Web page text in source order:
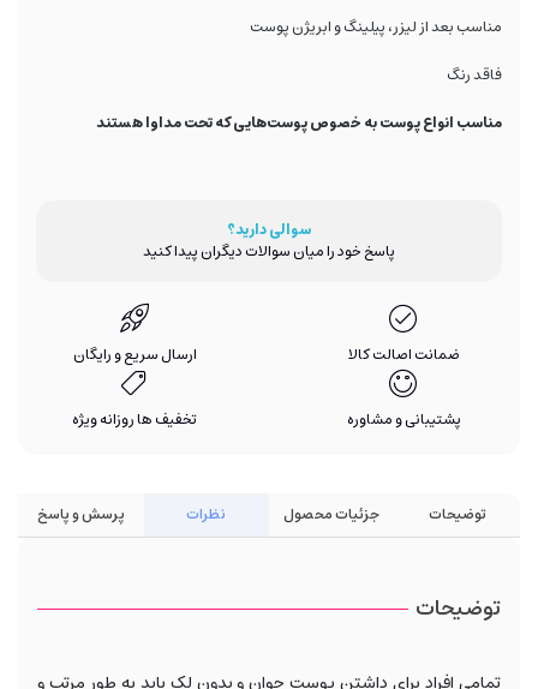
مناسب بعد از لیزر، پیلینگ و ابریژن پوست
فاقد رنگ
مناسب انواع پوست به خصوص پوست‌هایی که تحت مداوا هستند
سوالی دارید؟
پاسخ خود را میان سوالات دیگران پیدا کنید
ضمانت اصالت کالا ارسال سریع و رایگان
پشتیبانی و مشاوره تخفیف ها روزانه ویژه
توضیحات جزئیات محصول نظرات پرسش و پاسخ
توضیحات